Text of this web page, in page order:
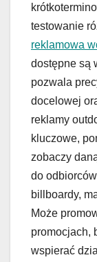
testowanie
reklamowa
dostępne są
pozwala
docelowej
reklamy
kluczowe,
zobaczy
do
billboardy,
Może
promocjach,
wspierać